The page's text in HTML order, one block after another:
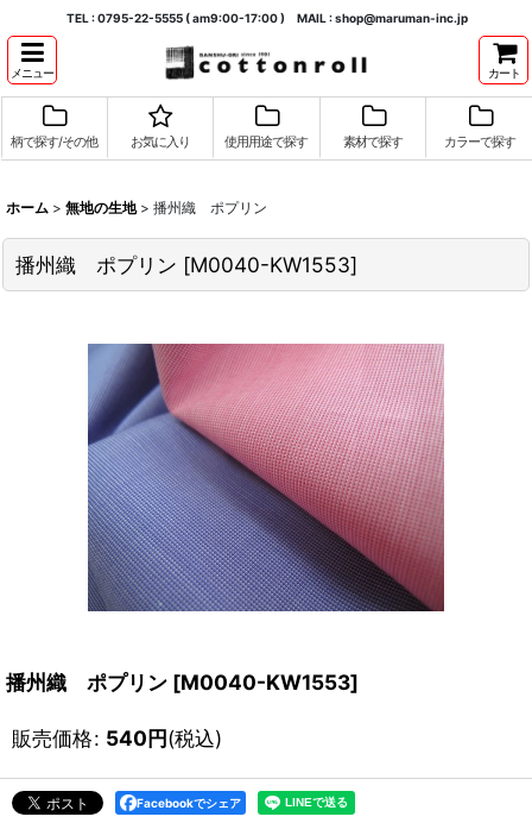
TEL : 0795-22-5555 ( am9:00-17:00 ) MAIL : shop@maruman-inc.jp
メニュー カート
柄で探す/その他 お気に入り 使用用途で探す 素材で探す カラーで探す
ホーム > 無地の生地 > 播州織 ポプリン
播州織 ポプリン [M0040-KW1553]
播州織 ポプリン [M0040-KW1553]
販売価格: 540円(税込)
Facebookでシェア